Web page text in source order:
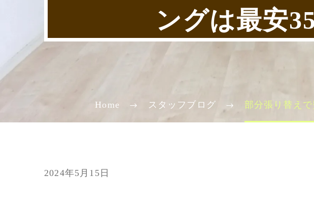
ングは最安
Home スタッフブログ 部分張り替え
2024年5月15日